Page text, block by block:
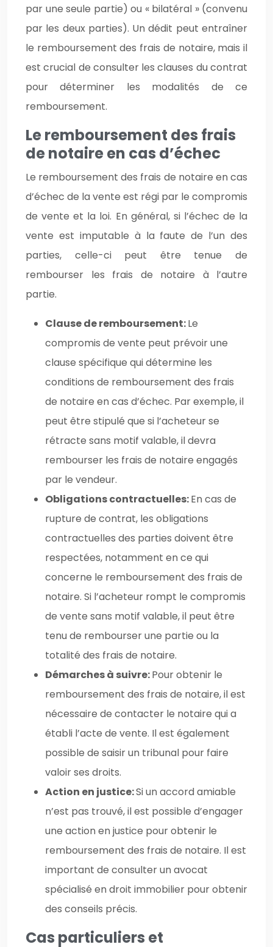
par une seule partie) ou « bilatéral » (convenu
par les deux parties). Un dédit peut entraîner
le remboursement des frais de notaire, mais il
est crucial de consulter les clauses du contrat
pour déterminer les modalités de ce
remboursement.
Le remboursement des frais
de notaire en cas d’échec
Le remboursement des frais de notaire en cas
d’échec de la vente est régi par le compromis
de vente et la loi. En général, si l’échec de la
vente est imputable à la faute de l’un des
parties, celle-ci peut être tenue de
rembourser les frais de notaire à l’autre
partie.
Clause de remboursement:Le
compromis de vente peut prévoir une
clause spécifique qui détermine les
conditions de remboursement des frais
de notaire en cas d’échec. Par exemple, il
peut être stipulé que si l’acheteur se
rétracte sans motif valable, il devra
rembourser les frais de notaire engagés
par le vendeur.
Obligations contractuelles:En cas de
rupture de contrat, les obligations
contractuelles des parties doivent être
respectées, notamment en ce qui
concerne le remboursement des frais de
notaire. Si l’acheteur rompt le compromis
de vente sans motif valable, il peut être
tenu de rembourser une partie ou la
totalité des frais de notaire.
Démarches à suivre:Pour obtenir le
remboursement des frais de notaire, il est
nécessaire de contacter le notaire qui a
établi l’acte de vente. Il est également
possible de saisir un tribunal pour faire
valoir ses droits.
Action en justice:Si un accord amiable
n’est pas trouvé, il est possible d’engager
une action en justice pour obtenir le
remboursement des frais de notaire. Il est
important de consulter un avocat
spécialisé en droit immobilier pour obtenir
des conseils précis.
Cas particuliers et